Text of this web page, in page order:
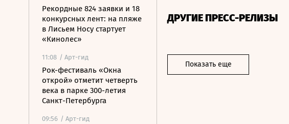
Рекордные 824 заявки и 18
конкурсных лент: на пляже
в Лисьем Носу стартует
«Кинолес»
11:08 / Арт-гид
Рок-фестиваль «Окна
открой» отметит четверть
века в парке 300-летия
Санкт-Петербурга
09:56 / Арт-гид
ДРУГИЕ ПРЕСС-РЕЛИЗЫ
Показать еще